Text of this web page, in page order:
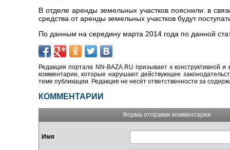
В отделе аренды земельных участков пояснили: в
средства от аренды земельных участков будут
По данным на середину марта 2014 года по данной
Редакция портала NN-BAZA.RU призывает к конструктивной
комментарии, которые нарушают действующее
теме публикации. Редакция не несёт ответственности за
КОММЕНТАРИИ
Форма отправки комментария
Имя